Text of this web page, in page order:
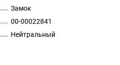
Замок
00-00022841
Нейтральный